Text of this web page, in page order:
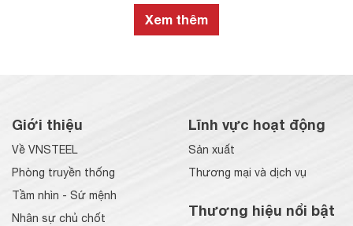
Xem thêm
Giới thiệu
Về VNSTEEL
Phòng truyền thống
Tầm nhìn - Sứ mệnh
Nhân sự chủ chốt
Lĩnh vực hoạt động
Sản xuất
Thương mại và dịch vụ
Thương hiệu nổi bật